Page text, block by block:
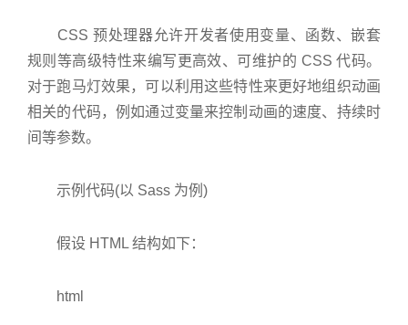
CSS 预处理器允许开发者使用变量、函数、嵌套
规则等高级特性来编写更高效、可维护的 CSS 代码。
对于跑马灯效果，可以利用这些特性来更好地组织动画
相关的代码，例如通过变量来控制动画的速度、持续时
间等参数。
示例代码(以 Sass 为例)
假设 HTML 结构如下：
html